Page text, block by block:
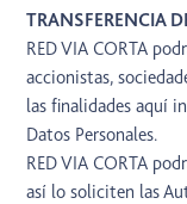
TRANSFERENCIA
RED VIA CORTA
accionistas,
las finalidades aquí
Datos Personales.
RED VIA CORTA
así lo soliciten las